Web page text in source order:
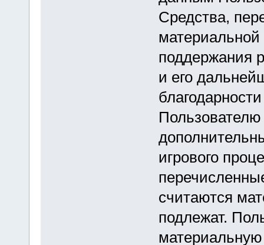
Средства,
поддержания
и его
игрового
считаются
подлежат.